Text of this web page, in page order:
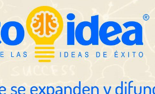
NOVA: innovación y diseño que
transforman espacios de la mano
de Tormo Franquicias